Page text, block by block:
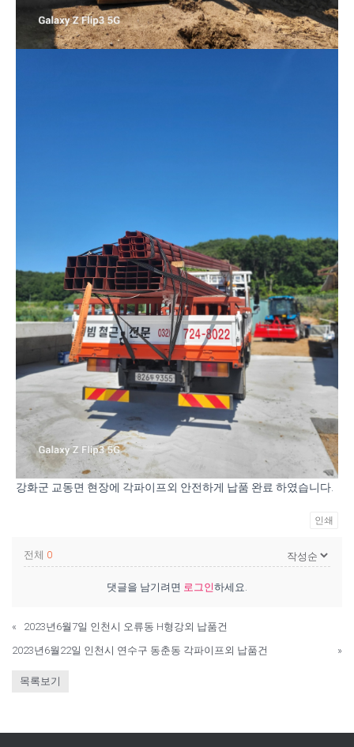
강화군 교동면 현장에 각파이프외 안전하게 납품 완료 하였습니다.
인쇄
전체 0
댓글을 남기려면 로그인하세요.
«
2023년6월7일 인천시 오류동 H형강외 납품건
2023년6월22일 인천시 연수구 동춘동 각파이프외 납품건
»
목록보기